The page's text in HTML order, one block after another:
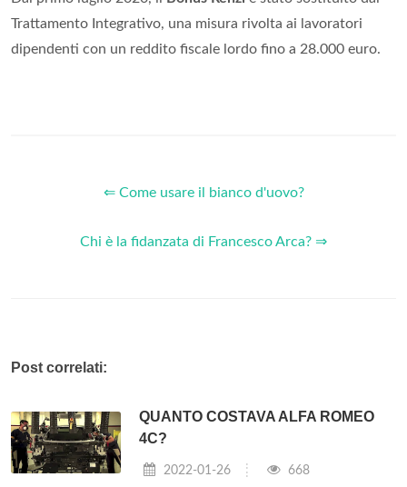
Trattamento Integrativo, una misura rivolta ai lavoratori
dipendenti con un reddito fiscale lordo fino a 28.000 euro.
⇐ Come usare il bianco d'uovo?
Chi è la fidanzata di Francesco Arca? ⇒
Post correlati:
QUANTO COSTAVA ALFA ROMEO
4C?
2022-01-26 668